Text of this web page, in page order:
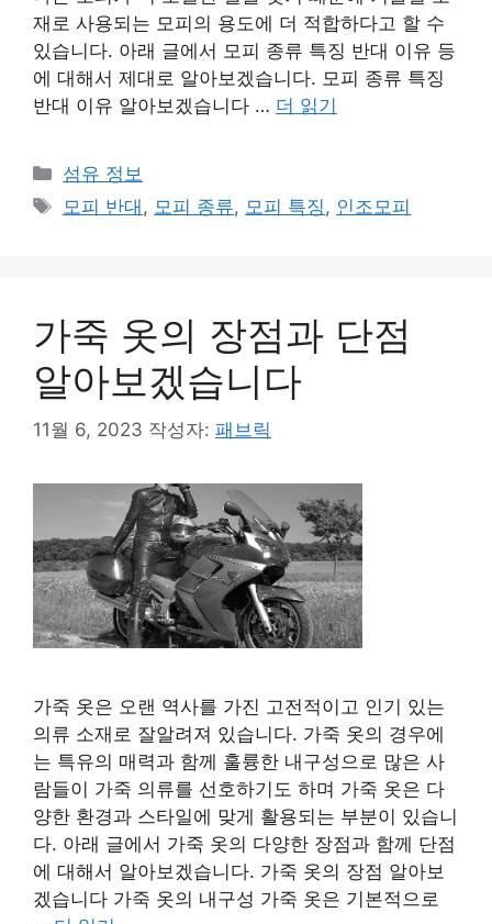
재로 사용되는 모피의 용도에 더 적합하다고 할 수
있습니다. 아래 글에서 모피 종류 특징 반대 이유 등
에 대해서 제대로 알아보겠습니다. 모피 종류 특징
반대 이유 알아보겠습니다 … 더 읽기
카
테
섬유 정보
태
모피 반대 , 모피 종류, 모피 특징, 인조모피
가죽 옷의 장점과 단점
알아보겠습니다
11월 6, 2023 작성자: 패브릭
가죽 옷은 오랜 역사를 가진 고전적이고 인기 있는
의류 소재로 잘알려져 있습니다. 가죽 옷의 경우에
는 특유의 매력과 함께 훌륭한 내구성으로 많은 사
람들이 가죽 의류를 선호하기도 하며 가죽 옷은 다
양한 환경과 스타일에 맞게 활용되는 부분이 있습니
다. 아래 글에서 가죽 옷의 다양한 장점과 함께 단점
에 대해서 알아보겠습니다. 가죽 옷의 장점 알아보
겠습니다 가죽 옷의 내구성 가죽 옷은 기본적으로